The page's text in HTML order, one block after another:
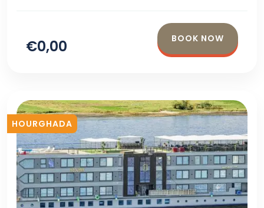
€0,00 BOOK NOW
HOURGHADA